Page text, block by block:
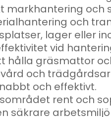
markhantering och
och
lager eller
vid
hålla gräsmattor
och
och effektivt.
rent och
säkrare